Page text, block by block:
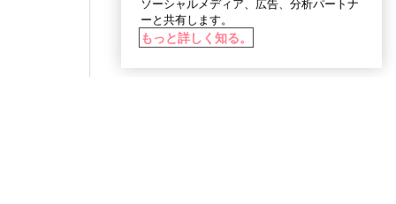
ソーシャルメディア、広告、分析パートナ
ーと共有します。
もっと詳しく知る。